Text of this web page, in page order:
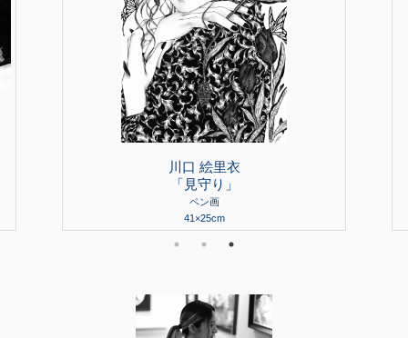
川口 絵里衣
「見守り」
ペン画
41×25cm